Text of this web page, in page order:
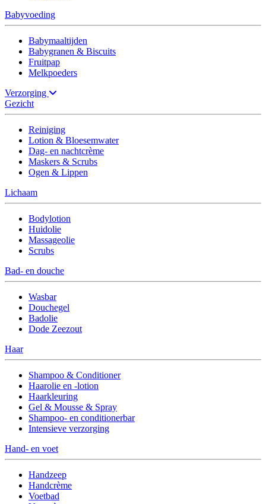
Babyvoeding
Babymaaltijden
Babygranen & Biscuits
Fruitpap
Melkpoeders
Verzorging
Gezicht
Reiniging
Lotion & Bloesemwater
Dag- en nachtcrème
Maskers & Scrubs
Ogen & Lippen
Lichaam
Bodylotion
Huidolie
Massageolie
Scrubs
Bad- en douche
Wasbar
Douchegel
Badolie
Dode Zeezout
Haar
Shampoo & Conditioner
Haarolie en -lotion
Haarkleuring
Gel & Mousse & Spray
Shampoo- en conditionerbar
Intensieve verzorging
Hand- en voet
Handzeep
Handcrème
Voetbad